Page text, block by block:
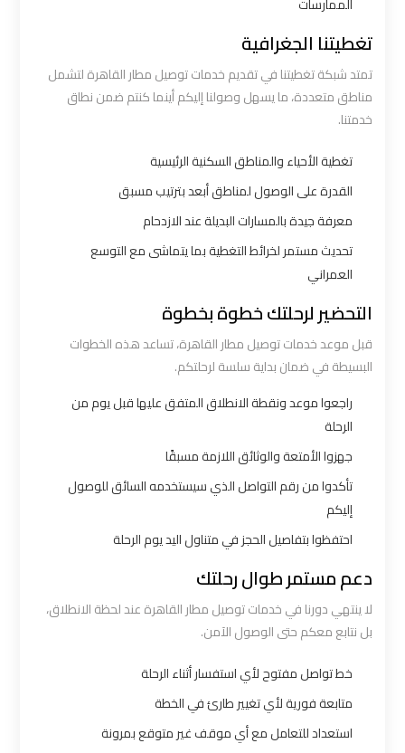
الممارسات
تغطيتنا الجغرافية
تمتد شبكة تغطيتنا في تقديم خدمات توصيل مطار القاهرة لتشمل
مناطق متعددة، ما يسهل وصولنا إليكم أينما كنتم ضمن نطاق
خدمتنا.
تغطية الأحياء والمناطق السكنية الرئيسية
القدرة على الوصول لمناطق أبعد بترتيب مسبق
معرفة جيدة بالمسارات البديلة عند الازدحام
تحديث مستمر لخرائط التغطية بما يتماشى مع التوسع
العمراني
التحضير لرحلتك خطوة بخطوة
قبل موعد خدمات توصيل مطار القاهرة، تساعد هذه الخطوات
البسيطة في ضمان بداية سلسة لرحلتكم.
راجعوا موعد ونقطة الانطلاق المتفق عليها قبل يوم من
الرحلة
جهزوا الأمتعة والوثائق اللازمة مسبقًا
تأكدوا من رقم التواصل الذي سيستخدمه السائق للوصول
إليكم
احتفظوا بتفاصيل الحجز في متناول اليد يوم الرحلة
دعم مستمر طوال رحلتك
لا ينتهي دورنا في خدمات توصيل مطار القاهرة عند لحظة الانطلاق،
بل نتابع معكم حتى الوصول الآمن.
خط تواصل مفتوح لأي استفسار أثناء الرحلة
متابعة فورية لأي تغيير طارئ في الخطة
استعداد للتعامل مع أي موقف غير متوقع بمرونة
ليموزين
اكتوبر
ليموزين
القاهرة
اسكندرية
ليموزين